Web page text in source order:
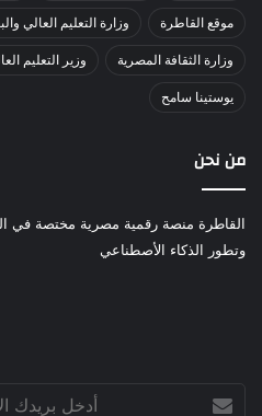
موقع القاطرة وزارة التعليم العالي
وزارة الثقافة المصرية وزير التعليم
يوستينا سامح
من نحن
القاطرة منصة رقمية مصرية مختصة في
وتطور الذكاء الأصطناعي